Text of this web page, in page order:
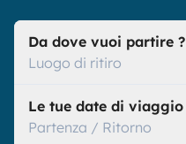
Da dove vuoi partire ?
Luogo di ritiro
Le tue date di viaggio
Partenza / Ritorno